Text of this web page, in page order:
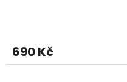
690 Kč